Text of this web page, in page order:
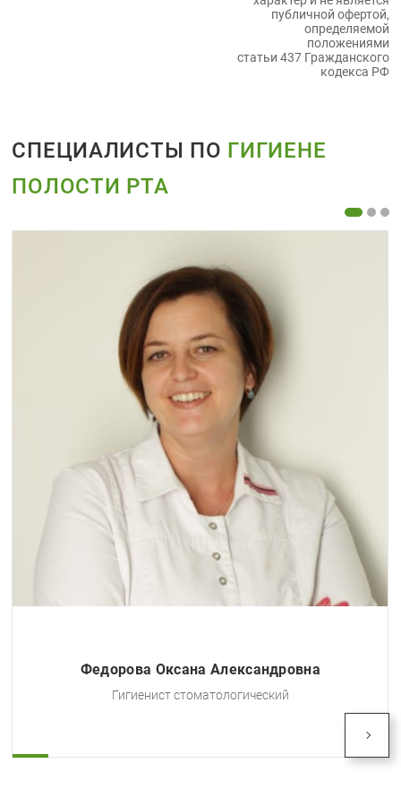
публичной офертой,
определяемой
положениями
статьи 437 Гражданского
кодекса РФ
СПЕЦИАЛИСТЫ ПО ГИГИЕНЕ
ПОЛОСТИ РТА
Тарасова Ольга Наумовна
Гигиенист стоматологический